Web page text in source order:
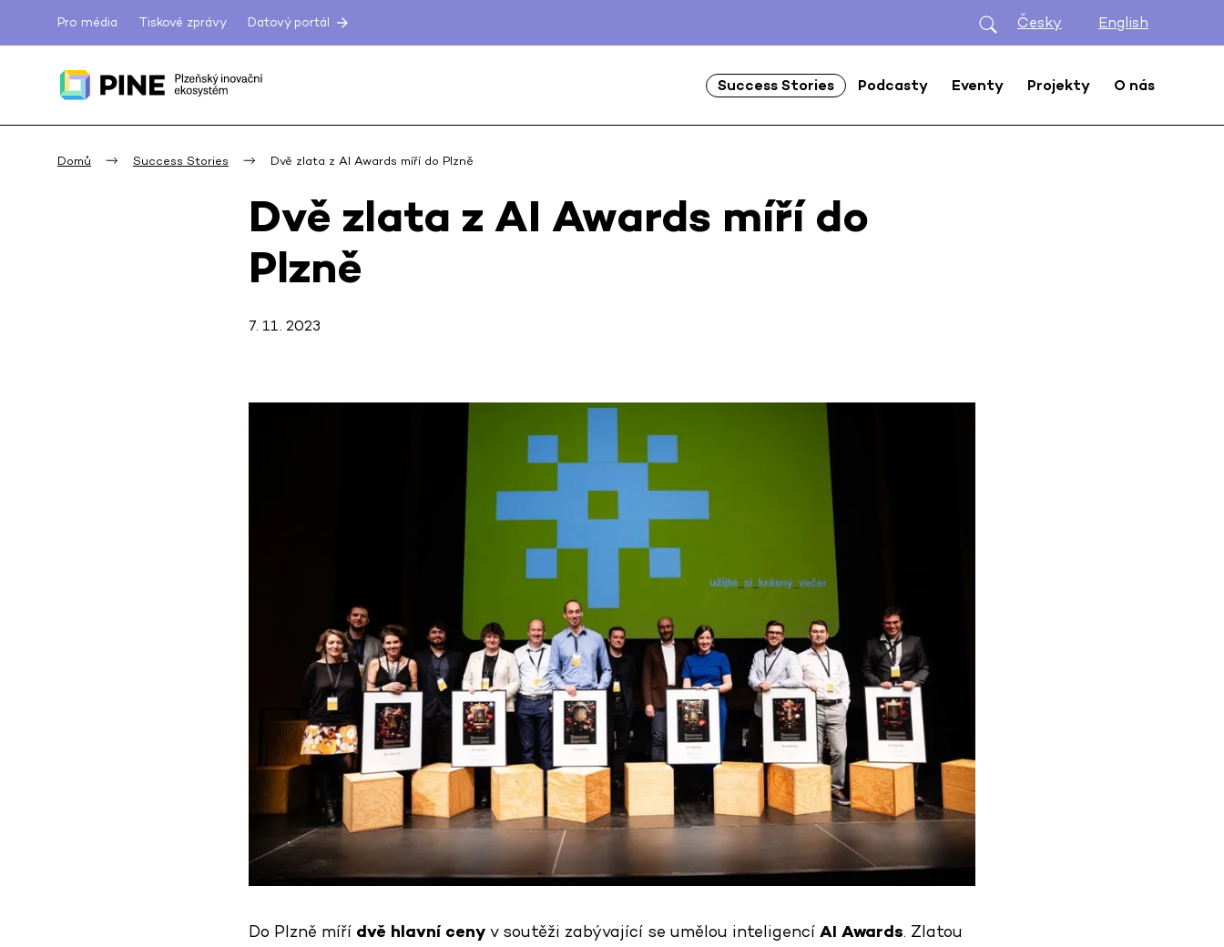
Pro média Tiskové zprávy Datový portál Česky English
Success Stories Podcasty Eventy Projekty O nás
Domů Success Stories Dvě zlata z AI Awards míří do Plzně
Dvě zlata z AI Awards míří do
Plzně
7. 11. 2023
Do Plzně míří dvě hlavní cenyv soutěži zabývající se umělou inteligencí AI Awards. Zlatou